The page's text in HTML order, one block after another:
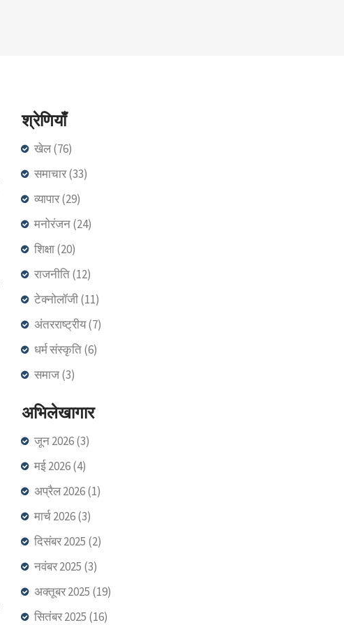
श्रेणियाँ
खेल(76)
समाचार(33)
व्यापार(29)
मनोरंजन(24)
शिक्षा(20)
राजनीति(12)
टेक्नोलॉजी(11)
अंतरराष्ट्रीय(7)
धर्म संस्कृति(6)
समाज(3)
अभिलेखागार
जून 2026(3)
मई 2026(4)
अप्रैल 2026(1)
मार्च 2026(3)
दिसंबर 2025 (2)
नवंबर 2025 (3)
अक्तूबर 2025 (19)
सितंबर 2025 (16)